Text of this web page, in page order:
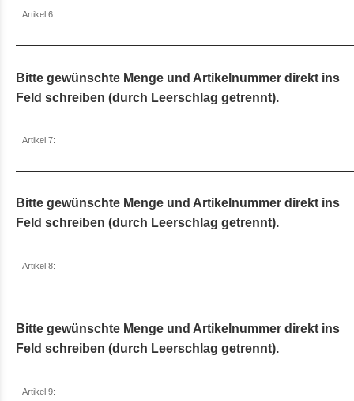
Artikel 6:
Bitte gewünschte Menge und Artikelnummer direkt ins
Feld schreiben (durch Leerschlag getrennt).
Artikel 7:
Bitte gewünschte Menge und Artikelnummer direkt ins
Feld schreiben (durch Leerschlag getrennt).
Artikel 8:
Bitte gewünschte Menge und Artikelnummer direkt ins
Feld schreiben (durch Leerschlag getrennt).
Artikel 9: